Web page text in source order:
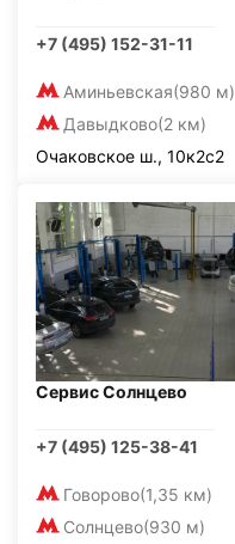
+7 (495) 152-31-11
Аминьевская(980 м)
Давыдково(2 км)
Очаковское ш., 10к2с2
Сервис Солнцево
+7 (495) 125-38-41
Говорово(1,35 км)
Солнцево(930 м)